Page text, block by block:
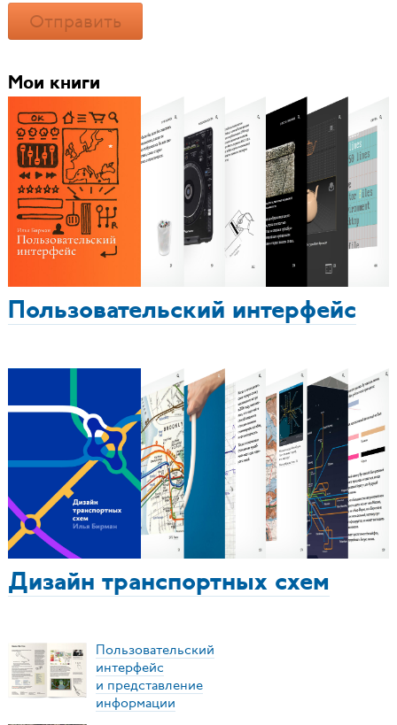
Отправить
Мои книги
Пользовательский интерфейс
Дизайн транспортных схем
Пользовательский
интерфейс
и представление
информации